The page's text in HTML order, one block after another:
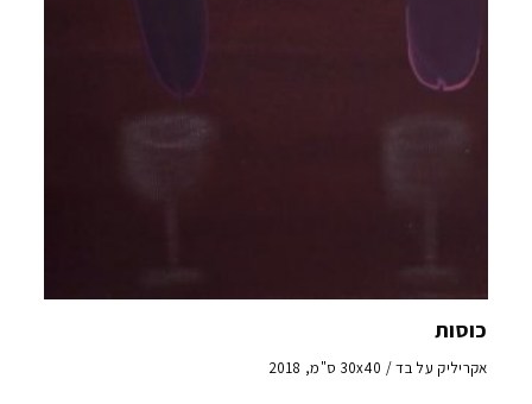
כוסות
אקריליק על בד / 30x40 ס"מ, 2018